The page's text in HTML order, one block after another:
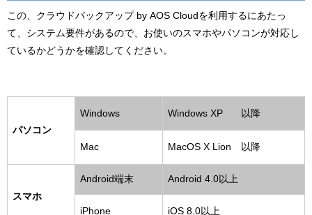
この、クラウドバックアップ by AOS Cloudを利用するにあたっ
て、システム要件があるので、お使いのスマホやパソコンが対応し
ているかどうかを確認してください。
パソコン
Windows Windows XP 以降
Mac MacOS X Lion 以降
スマホ
Android端末 Android 4.0以上
iPhone iOS 8.0以上